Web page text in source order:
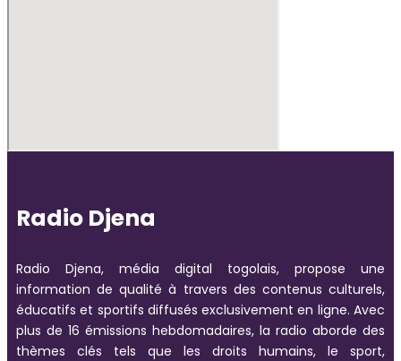
Radio Djena
Radio Djena, média digital togolais, propose une
information de qualité à travers des contenus culturels,
éducatifs et sportifs diffusés exclusivement en ligne. Avec
plus de 16 émissions hebdomadaires, la radio aborde des
thèmes clés tels que les droits humains, le sport,